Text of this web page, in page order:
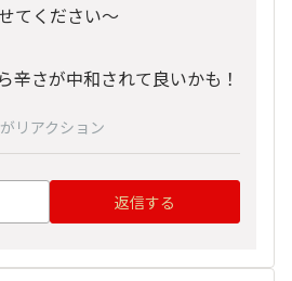
てください〜
辛さが中和されて良いかも！
がリアクション
返信する